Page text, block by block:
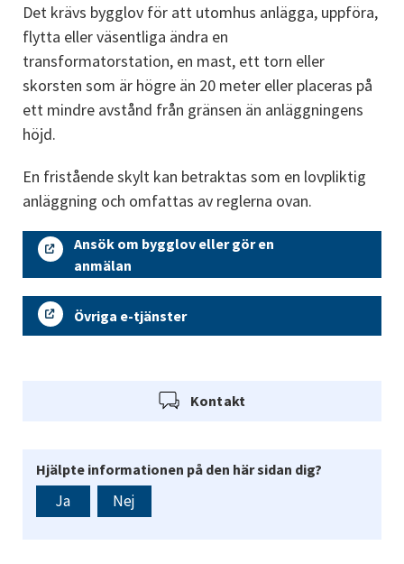
Det krävs bygglov för att utomhus anlägga, uppföra,
flytta eller väsentliga ändra en
transformatorstation, en mast, ett torn eller
skorsten som är högre än 20 meter eller placeras på
ett mindre avstånd från gränsen än anläggningens
höjd.
En fristående skylt kan betraktas som en lovpliktig
anläggning och omfattas av reglerna ovan.
Ansök om bygglov eller gör en
anmälan
Övriga e-tjänster
Kontakt
Hjälpte informationen på den här sidan dig?
Ja Nej